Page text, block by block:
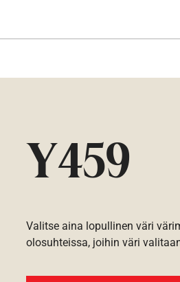
Y459
Valitse aina lopullinen väri
olosuhteissa, joihin väri